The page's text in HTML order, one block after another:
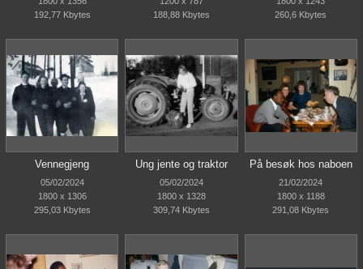
192,77 Kbytes
188,88 Kbytes
260,6 Kbytes
Vennegjeng
05/02/2024
1800 x 1306
295,03 Kbytes
Ung jente og traktor
05/02/2024
1800 x 1328
309,74 Kbytes
På besøk hos naboen
21/02/2024
1800 x 1188
291,08 Kbytes